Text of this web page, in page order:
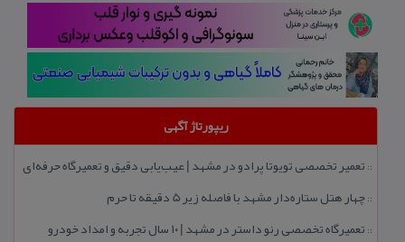
ریپورتاژ آگهی
:: تعمیر تخصصی تویوتا پرادو در مشهد | عیب‌یابی دقیق و تعمیرگاه حرفه‌ای
::چهار هتل‌ ستاره‌دار مشهد با فاصله زیر 5 دقیقه تا حرم
:: تعمیرگاه تخصصی رنو داستر در مشهد | ۱۰ سال تجربه و امداد خودرو